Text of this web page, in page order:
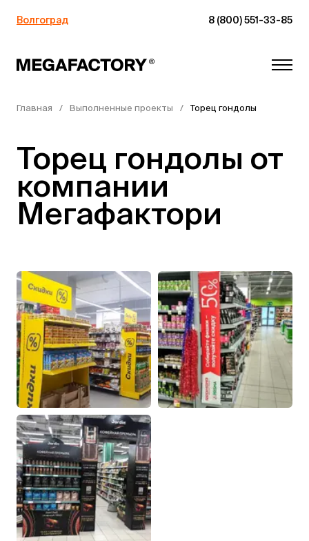
Волгоград 8 (800) 551-33-85
Главная Выполненные проекты Торец гондолы
Торец гондолы от
компании
Мегафактори